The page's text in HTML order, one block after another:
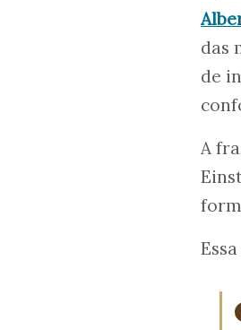
das
de
A